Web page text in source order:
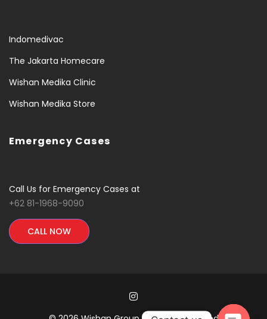
Indomedivac
The Jakarta Homecare
Wishan Medika Clinic
Wishan Medika Store
Emergency Cases
Call Us for Emergency Cases at
+62 81-1968-9090
CALL NOW